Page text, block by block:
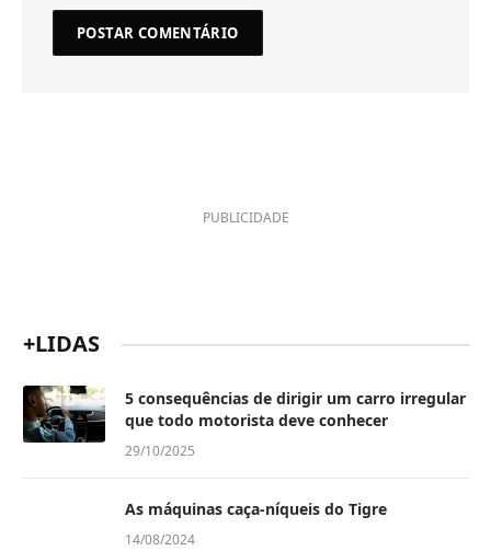
PUBLICIDADE
+LIDAS
5 consequências de dirigir um carro irregular
que todo motorista deve conhecer
29/10/2025
As máquinas caça-níqueis do Tigre
14/08/2024